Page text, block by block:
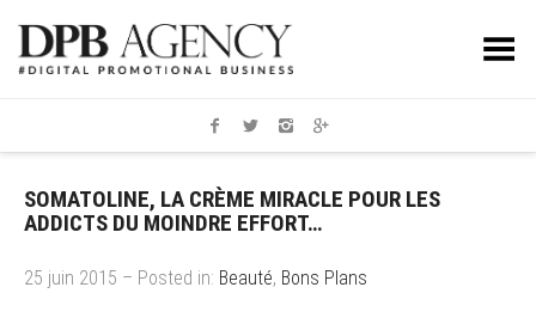
Toggle Menu
SOMATOLINE, LA CRÈME MIRACLE POUR LES
ADDICTS DU MOINDRE EFFORT…
25 juin 2015 – Posted in: Beauté, Bons Plans